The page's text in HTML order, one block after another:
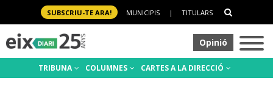
SUBSCRIU-TE ARA! MUNICIPIS | TITULARS
Opinió
TRIBUNA COLUMNES CARTES A LA DIRECCIÓ